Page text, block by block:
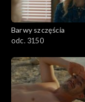
Barwy szczęścia
odc. 3150